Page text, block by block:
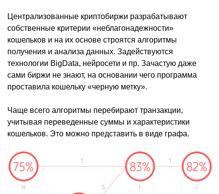
Централизованные криптобиржи разрабатывают
собственные критерии «неблагонадежности»
кошельков и на их основе строятся алгоритмы
получения и анализа данных. Задействуются
технологии BigData, нейросети и пр. Зачастую даже
сами биржи не знают, на основании чего программа
проставила кошельку «черную метку».
Чаще всего алгоритмы перебирают транзакции,
учитывая переведенные суммы и характеристики
кошельков. Это можно представить в виде графа.